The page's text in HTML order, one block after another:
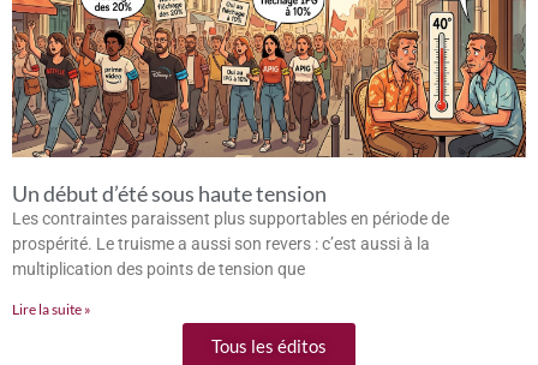
Un début d’été sous haute tension
Les contraintes paraissent plus supportables en période de
prospérité. Le truisme a aussi son revers : c’est aussi à la
multiplication des points de tension que
Lire la suite »
Tous les éditos